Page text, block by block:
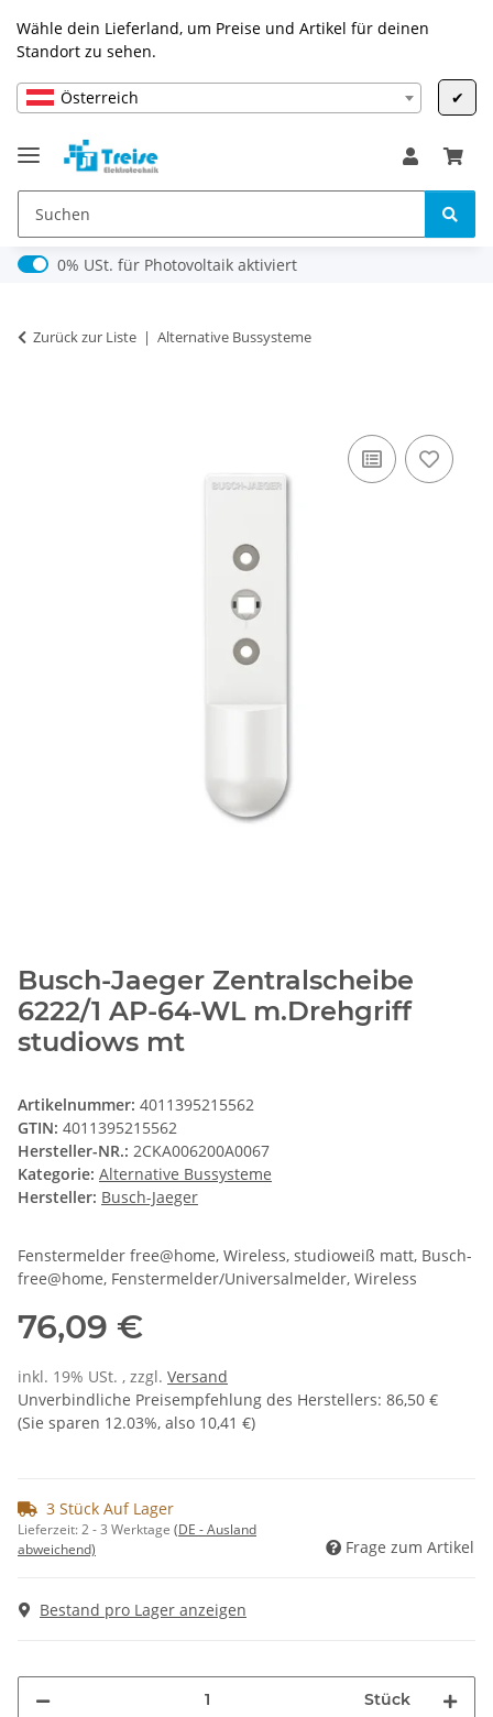
Wähle dein Lieferland, um Preise und Artikel für deinen
Standort zu sehen.
Österreich ✔
0% USt. für Photovoltaik (§ 12 Abs. 3 UStG)
0% USt. für Photovoltaik aktiviert
Zurück zur Liste Alternative Bussysteme
Busch-Jaeger Zentralscheibe
6222/1 AP-64-WL m.Drehgriff
studiows mt
Artikelnummer: 4011395215562
GTIN: 4011395215562
Hersteller-NR.: 2CKA006200A0067
Kategorie: Alternative Bussysteme
Hersteller: Busch-Jaeger
Fenstermelder free@home, Wireless, studioweiß matt, Busch-
free@home, Fenstermelder/Universalmelder, Wireless
76,09 €
inkl. 19% USt. , zzgl. Versand
Unverbindliche Preisempfehlung des Herstellers: 86,50 €
(Sie sparen 12.03%, also 10,41 €)
3 Stück Auf Lager
Lieferzeit:2 - 3 Werktage (DE - Ausland
abweichend)
Frage zum Artikel
Bestand pro Lager anzeigen
Stück